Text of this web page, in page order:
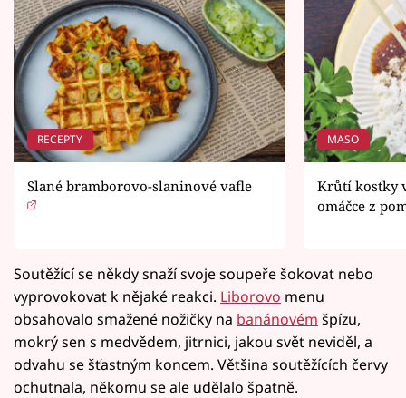
RECEPTY
Slané bramborovo-slaninové vafle
MASO
Krůtí kostky
omáčce z
Soutěžící se někdy snaží svoje soupeře šokovat nebo
vyprovokovat k nějaké reakci. Liborovo menu
obsahovalo smažené nožičky na banánovém špízu,
mokrý sen s medvědem, jitrnici, jakou svět neviděl, a
odvahu se šťastným koncem. Většina soutěžících červy
ochutnala, někomu se ale udělalo špatně.